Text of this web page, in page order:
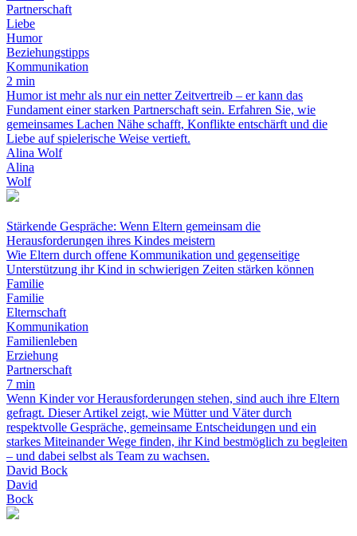
Partnerschaft
Liebe
Humor
Beziehungstipps
Kommunikation
2 min
Humor ist mehr als nur ein netter Zeitvertreib – er kann das
Fundament einer starken Partnerschaft sein. Erfahren Sie, wie
gemeinsames Lachen Nähe schafft, Konflikte entschärft und die
Liebe auf spielerische Weise vertieft.
Alina Wolf
Alina
Wolf
Stärkende Gespräche: Wenn Eltern gemeinsam die
Herausforderungen ihres Kindes meistern
Wie Eltern durch offene Kommunikation und gegenseitige
Unterstützung ihr Kind in schwierigen Zeiten stärken können
Familie
Familie
Elternschaft
Kommunikation
Familienleben
Erziehung
Partnerschaft
7 min
Wenn Kinder vor Herausforderungen stehen, sind auch ihre Eltern
gefragt. Dieser Artikel zeigt, wie Mütter und Väter durch
respektvolle Gespräche, gemeinsame Entscheidungen und ein
starkes Miteinander Wege finden, ihr Kind bestmöglich zu begleiten
– und dabei selbst als Team zu wachsen.
David Bock
David
Bock